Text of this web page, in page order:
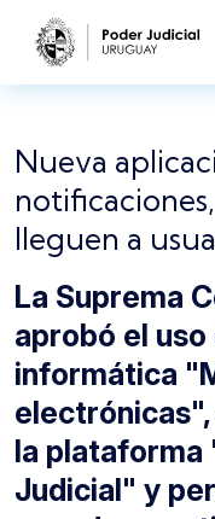
Pasar al contenido
Nueva
lleguen a
La Suprema
aprobó el
informática
la plataforma
Judicial" y